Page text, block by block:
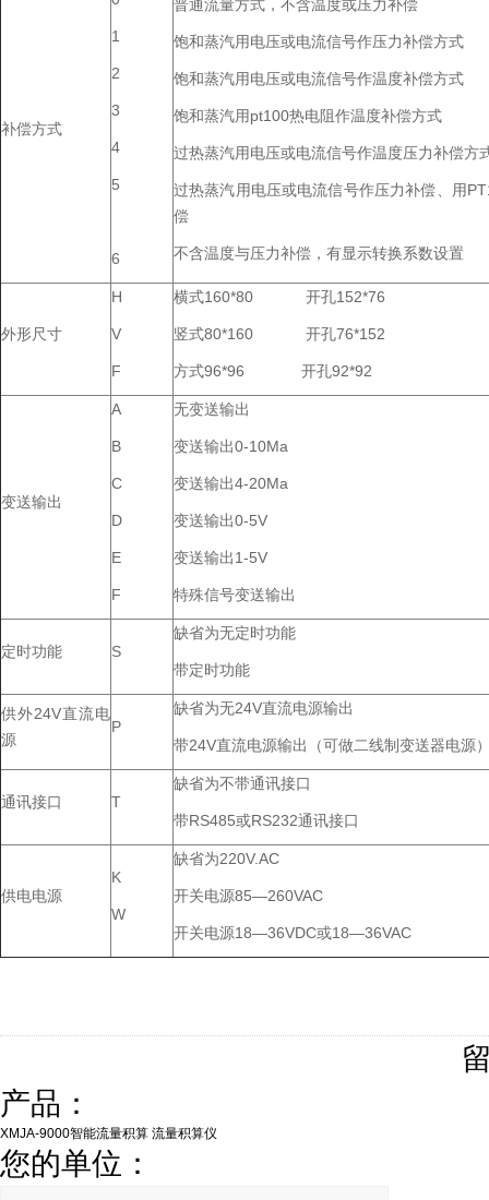
补偿方式
1
2
3
4
5
6
普通流量方式，不含温度或压力补偿
饱和蒸汽用电压或电流信号作压力补偿方式
饱和蒸汽用电压或电流信号作温度补偿方式
饱和蒸汽用pt100热电阻作温度补偿方式
过热蒸汽用电压或电流信号作温度压力补偿方
过热蒸汽用电压或电流信号作压力补偿、用
偿
不含温度与压力补偿，有显示转换系数设置
外形尺寸
H
V
F
横式160*80 开孔152*76
竖式80*160 开孔76*152
方式96*96 开孔92*92
变送输出
A
B
C
D
E
F
无变送输出
变送输出0-10Ma
变送输出4-20Ma
变送输出0-5V
变送输出1-5V
特殊信号变送输出
定时功能 S
缺省为无定时功能
带定时功能
供外24V直流电
源
P
缺省为无24V直流电源输出
带24V直流电源输出（可做二线制变送器电源
通讯接口 T
缺省为不带通讯接口
带RS485或RS232通讯接口
供电电源
K
W
缺省为220V.AC
开关电源85—260VAC
开关电源18—36VDC或18—36VAC
产品：
您的单位：